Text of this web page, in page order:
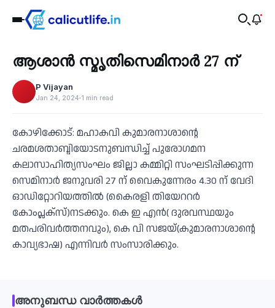
‹
Culture
ആശാൻ സ്മൃതിസെമിനാർ 27 ന്
P Vijayan
Jan 24, 2024 1 min read
കോഴിക്കോട്: മഹാകവി കുമാരനാശാന്റെ
ചരമശതാബ്ദിയോടനുബന്ധിച്ച് പുരോഗമന
കലാസാഹിത്യസംഘം ജില്ലാ കമ്മിറ്റി സംഘടിപ്പിക്കുന്ന
സെമിനാർ ജനുവരി 27 ന് വൈകുന്നേരം 4.30 ന് വേദി
ഓഡിറ്റോറിയത്തിൽ (കൈരളി തിയേററർ
കോംപ്ലക്സ്)നടക്കും. കെ ഇ എൻ( ദുരവസ്ഥയും
മതപരിവർത്തനവും), കെ വി സജയ്(കുമാരനാശാന്റെ
കാവ്യഭാഷ) എന്നിവർ സംസാരിക്കും.
അനുബന്ധ വാർത്തകൾ